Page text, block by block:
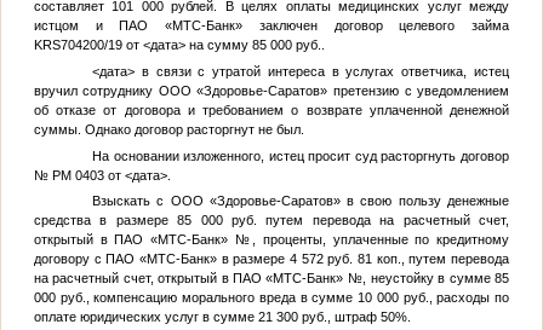
составляет 101 000 рублей. В целях оплаты медицинских услуг между
истцом и ПАО «МТС-Банк» заключен договор целевого займа
KRS704200/19 от <дата>на сумму 85 000 руб..
<дата>в связи с утратой интереса в услугах ответчика, истец
вручил сотруднику ООО «Здоровье-Саратов» претензию с уведомлением
об отказе от договора и требованием о возврате уплаченной денежной
суммы. Однако договор расторгнут не был.
На основании изложенного, истец просит суд расторгнуть договор
№ РМ 0403 от <дата>.
Взыскать с ООО «Здоровье-Саратов» в свою пользу денежные
средства в размере 85 000 руб. путем перевода на расчетный счет,
открытый в ПАО «МТС-Банк» №
, проценты, уплаченные по кредитному
договору с ПАО «МТС-Банк» в размере 4 572 руб. 81 коп., путем перевода
на расчетный счет, открытый в ПАО «МТС-Банк» № , неустойку в сумме 85
000 руб., компенсацию морального вреда в сумме 10 000 руб., расходы по
оплате юридических услуг в сумме 21 300 руб., штраф 50%.